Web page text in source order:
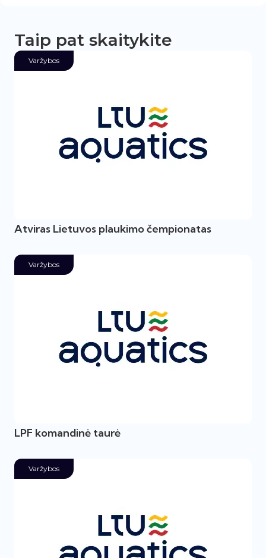
Taip pat skaitykite
Varžybos
Atviras Lietuvos plaukimo čempionatas
Varžybos
LPF komandinė taurė
Varžybos